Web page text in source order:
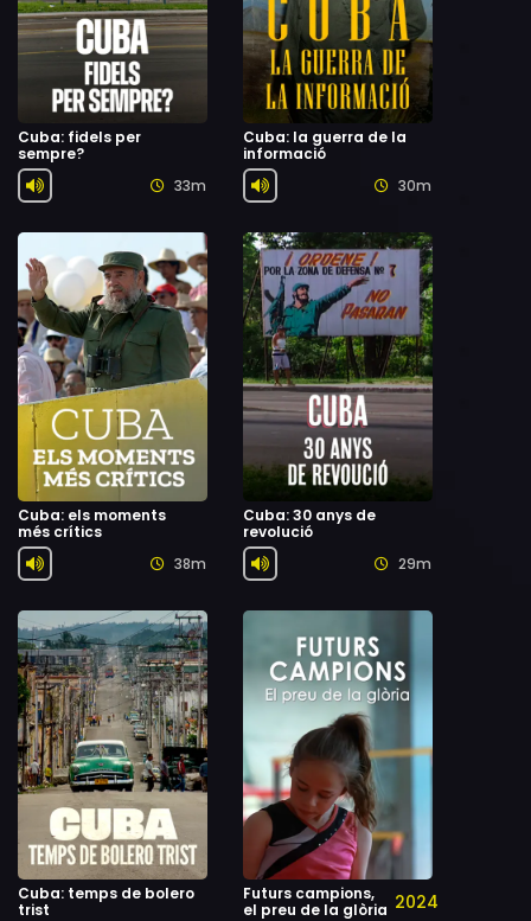
Cuba: fidels per
sempre?
33m
Cuba: la guerra de la
informació
30m
Cuba: els moments
més crítics
38m
Cuba: 30 anys de
revolució
29m
Cuba: temps de bolero
trist
Futurs campions,
el preu de la glòria 2024